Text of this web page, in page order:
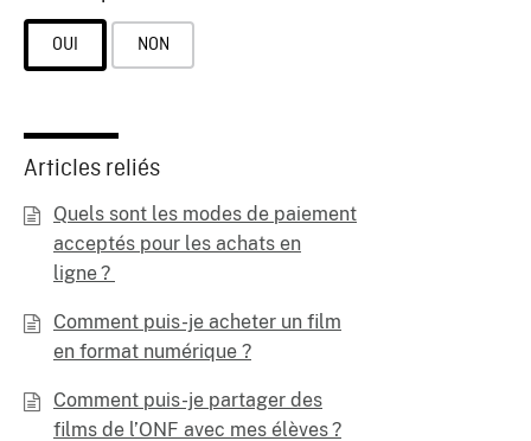
OUI NON
Articles reliés
Quels sont les modes de paiement
acceptés pour les achats en
ligne ?
Comment puis-je acheter un film
en format numérique ?
Comment puis-je partager des
films de l’ONF avec mes élèves ?